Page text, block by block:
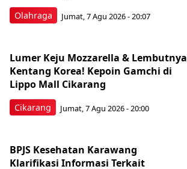
Olahraga Jumat, 7 Agu 2026 - 20:07
Cikarang
Lumer Keju Mozzarella & Lembutnya
Kentang Korea! Kepoin Gamchi di
Lippo Mall Cikarang
Jumat, 7 Agu 2026 - 20:00
BPJS Kesehatan Karawang
Klarifikasi Informasi Terkait